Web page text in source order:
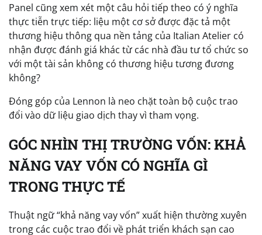
Panel cũng xem xét một câu hỏi tiếp theo có ý nghĩa
thực tiễn trực tiếp: liệu một cơ sở được đặc tả một
thương hiệu thông qua nền tảng của Italian Atelier có
nhận được đánh giá khác từ các nhà đầu tư tổ chức so
với một tài sản không có thương hiệu tương đương
không?
Đóng góp của Lennon là neo chặt toàn bộ cuộc trao
đổi vào dữ liệu giao dịch thay vì tham vọng.
GÓC NHÌN THỊ TRƯỜNG VỐN: KHẢ
NĂNG VAY VỐN CÓ NGHĨA GÌ
TRONG THỰC TẾ
Thuật ngữ “khả năng vay vốn” xuất hiện thường xuyên
trong các cuộc trao đổi về phát triển khách sạn cao